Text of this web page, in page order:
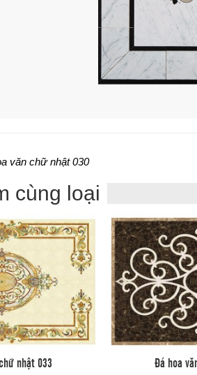
văn chữ nhật 030
cùng loại
nhật 033 Đá hoa